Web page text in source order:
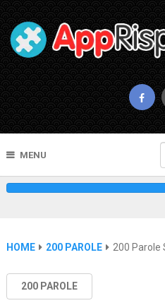
MENU
HOME 200 PAROLE 200 Parole
200 PAROLE